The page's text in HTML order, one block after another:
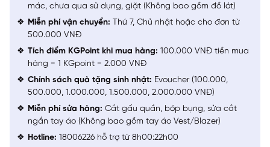
mác, chưa qua sử dụng, giặt (Không bao gồm đồ lót)
Miễn phí vận chuyển: Thứ 7, Chủ nhật hoặc cho đơn từ
500.000 VNĐ
Tích điểm KGPoint khi mua hàng: 100.000 VNĐ tiền mua
hàng = 1 KGpoint = 2.000 VNĐ
Chính sách quà tặng sinh nhật: Evoucher (100.000,
500.000, 1.000.000, 1.500.000, 2.000.000 VNĐ)
Miễn phí sửa hàng: Cắt gấu quần, bóp bụng, sửa cắt
ngắn tay áo (Không bao gồm tay áo Vest/Blazer)
Hotline: 18006226 hỗ trợ từ 8h00:22h00